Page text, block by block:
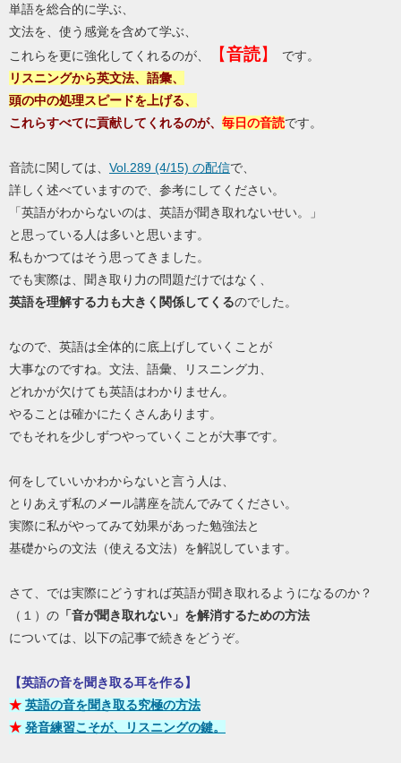
単語を総合的に学ぶ、
文法を、使う感覚を含めて学ぶ、
これらを更に強化してくれるのが、
【音読】
です。
リスニングから英文法、語彙、
頭の中の処理スピードを上げる、
これらすべてに貢献してくれるのが、 毎日の音読です。
音読に関しては、 Vol.289 (4/15) の配信で、
詳しく述べていますので、参考にしてください。
「英語がわからないのは、英語が聞き取れないせい。」
と思っている人は多いと思います。
私もかつてはそう思ってきました。
でも実際は、聞き取り力の問題だけではなく、
英語を理解する力も大きく関係してくるのでした。
なので、英語は全体的に底上げしていくことが
大事なのですね。文法、語彙、リスニング力、
どれかが欠けても英語はわかりません。
やることは確かにたくさんあります。
でもそれを少しずつやっていくことが大事です。
何をしていいかわからないと言う人は、
とりあえず私のメール講座を読んでみてください。
実際に私がやってみて効果があった勉強法と
基礎からの文法（使える文法）を解説しています。
さて、では実際にどうすれば英語が聞き取れるようになるのか？
（１）の 「音が聞き取れない」を解消するための方法
については、以下の記事で続きをどうぞ。
【英語の音を聞き取る耳を作る】
★ 英語の音を聞き取る究極の方法
★ 発音練習こそが、リスニングの鍵。